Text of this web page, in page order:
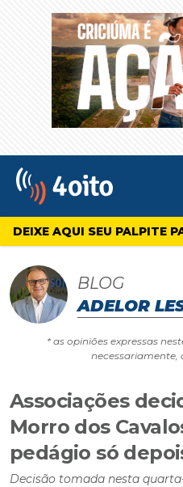
4oito
DEIXE AQUI SEU PALPITE
BLOG
ADELOR
* as opiniões expressas
necessariamente,
Associações
Morro dos
pedágio só
Decisão tomada nesta